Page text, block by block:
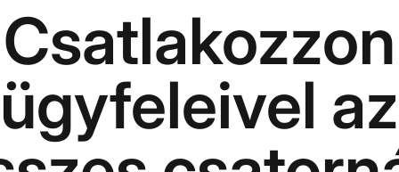
Csatlakozzon
ügyfeleivel az